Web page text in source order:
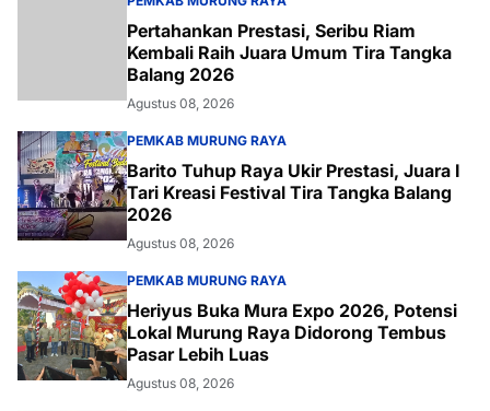
Pertahankan Prestasi, Seribu Riam
Kembali Raih Juara Umum Tira Tangka
Balang 2026
Agustus 08, 2026
PEMKAB MURUNG RAYA
Barito Tuhup Raya Ukir Prestasi, Juara I
Tari Kreasi Festival Tira Tangka Balang
2026
Agustus 08, 2026
PEMKAB MURUNG RAYA
Heriyus Buka Mura Expo 2026, Potensi
Lokal Murung Raya Didorong Tembus
Pasar Lebih Luas
Agustus 08, 2026